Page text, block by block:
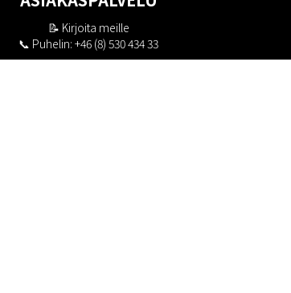
📝 Kirjoita meille
📞 Puhelin: +46 (8) 530 434 33
Maanantai - Torstai klo 10.00 - 17.00